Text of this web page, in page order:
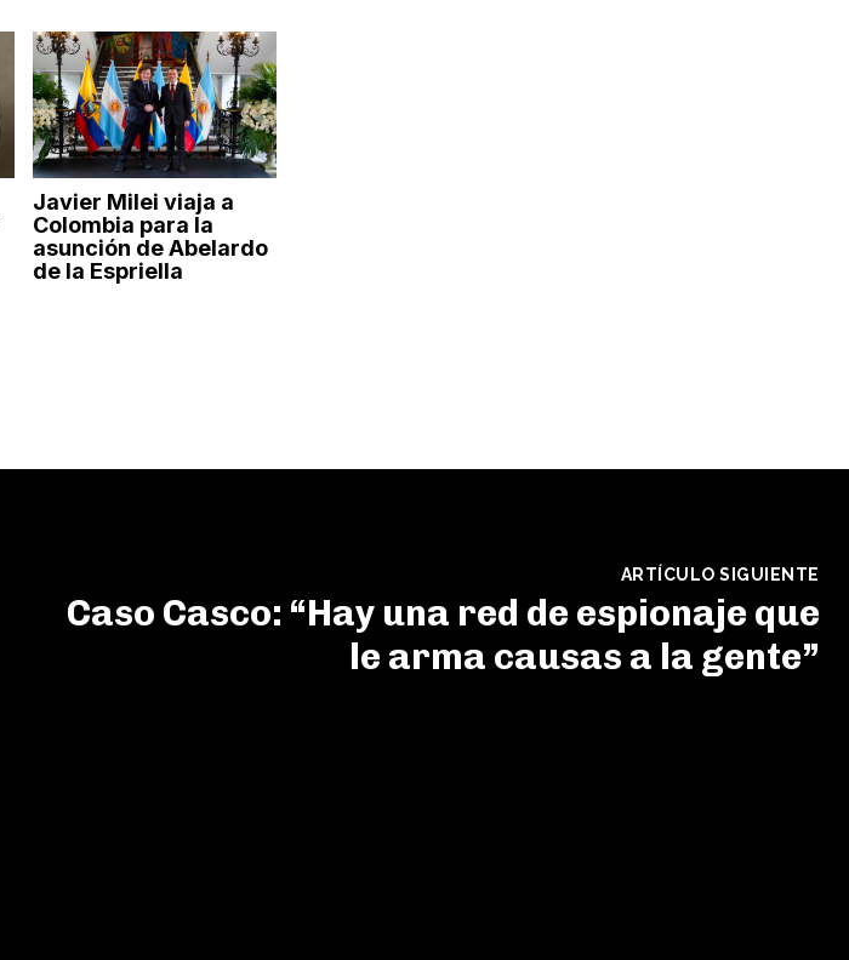
Javier Milei viaja a
Colombia para la
asunción de Abelardo
de la Espriella
ARTÍCULO SIGUIENTE
Caso Casco: “Hay una red de espionaje que
le arma causas a la gente”